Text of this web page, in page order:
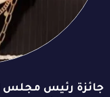
جائزة رئيس مجلس